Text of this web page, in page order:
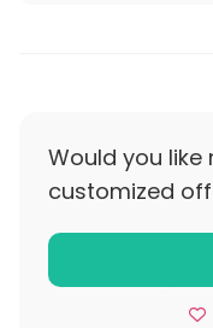
Would you
customized